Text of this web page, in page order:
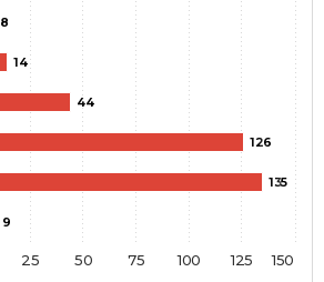
8
14
44
126
135
9
25 50 75 100 125 150